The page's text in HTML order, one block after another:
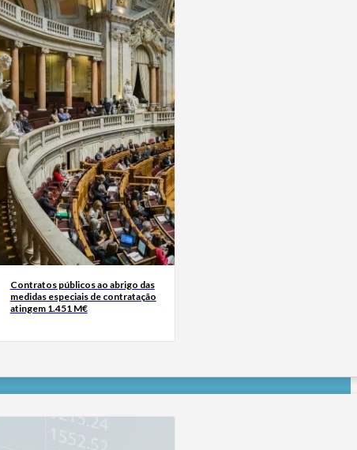
Contratos públicos ao abrigo das
medidas especiais de contratação
atingem 1.451 M€